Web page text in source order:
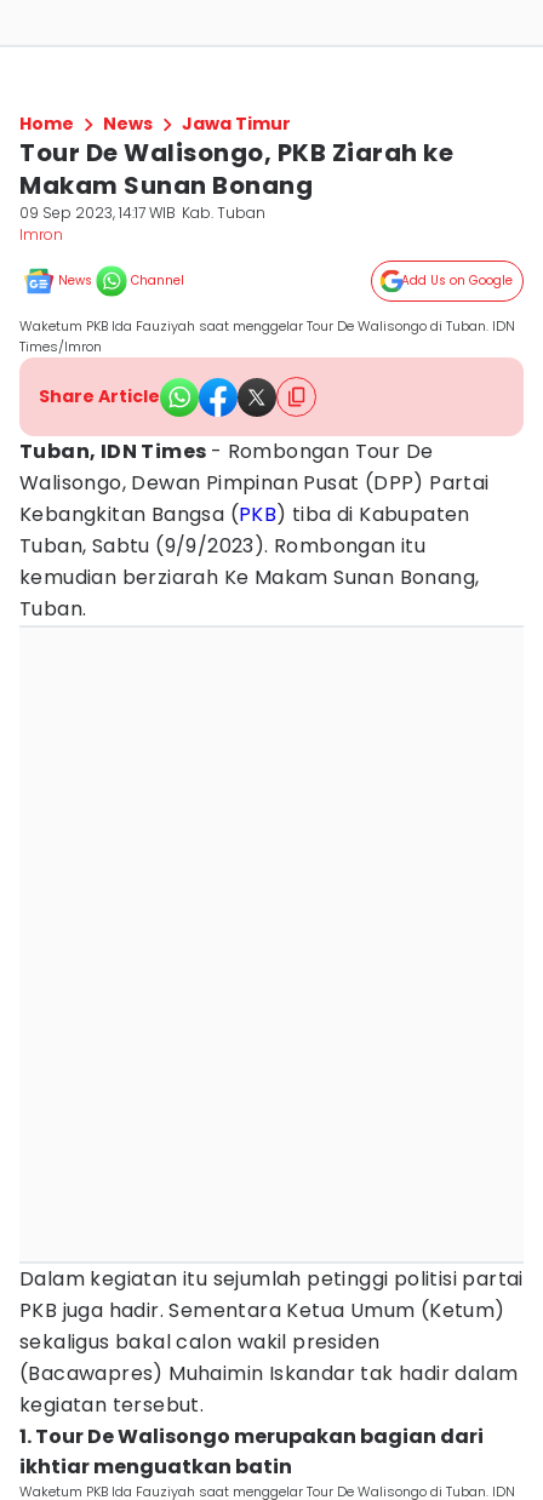
Home News Jawa Timur
Tour De Walisongo, PKB Ziarah ke
Makam Sunan Bonang
09 Sep 2023, 14:17 WIB Kab. Tuban
Imron
News Channel Add Us on Google
Waketum PKB Ida Fauziyah saat menggelar Tour De Walisongo di Tuban. IDN
Times/Imron
Share Article
Tuban, IDN Times - Rombongan Tour De
Walisongo, Dewan Pimpinan Pusat (DPP) Partai
Kebangkitan Bangsa (PKB) tiba di Kabupaten
Tuban, Sabtu (9/9/2023). Rombongan itu
kemudian berziarah Ke Makam Sunan Bonang,
Tuban.
Dalam kegiatan itu sejumlah petinggi politisi partai
PKB juga hadir. Sementara Ketua Umum (Ketum)
sekaligus bakal calon wakil presiden
(Bacawapres) Muhaimin Iskandar tak hadir dalam
kegiatan tersebut.
1. Tour De Walisongo merupakan bagian dari
ikhtiar menguatkan batin
Waketum PKB Ida Fauziyah saat menggelar Tour De Walisongo di Tuban. IDN